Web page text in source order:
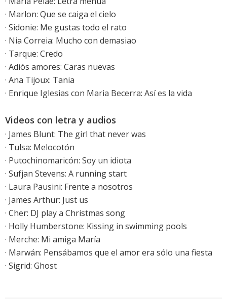
· Marlon: Que se caiga el cielo
· Sidonie: Me gustas todo el rato
· Nia Correia: Mucho con demasiao
· Tarque: Credo
· Adiós amores: Caras nuevas
· Ana Tijoux: Tania
· Enrique Iglesias con Maria Becerra: Así es la vida
Videos con letra y audios
· James Blunt: The girl that never was
· Tulsa: Melocotón
· Putochinomaricón: Soy un idiota
· Sufjan Stevens: A running start
· Laura Pausini: Frente a nosotros
· James Arthur: Just us
· Cher: DJ play a Christmas song
· Holly Humberstone: Kissing in swimming pools
· Merche: Mi amiga María
· Marwán: Pensábamos que el amor era sólo una fiesta
· Sigrid: Ghost